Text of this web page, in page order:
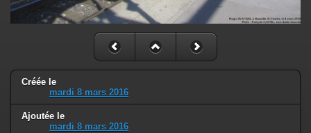
Créée le
mardi 8 mars 2016
Ajoutée le
mardi 8 mars 2016